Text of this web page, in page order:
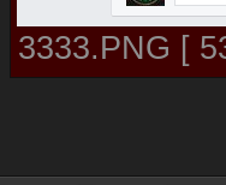
3333.PNG [